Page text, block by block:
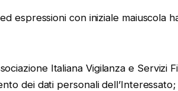
espressioni con iniziale maiuscola
Italiana Vigilanza e Servizi
dei dati personali dell’Interessato;